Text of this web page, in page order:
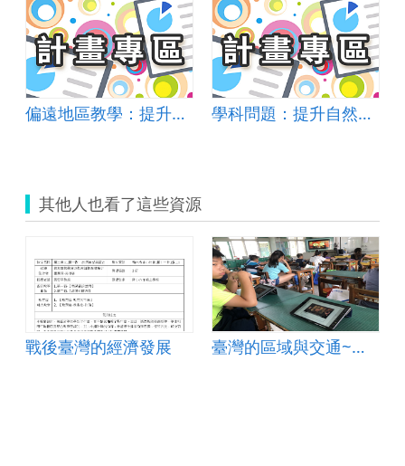
偏遠地區教學：提升孩子的自我評價 學科問題：提升自然學科學習動機
其他人也看了這些資源
戰後臺灣的經濟發展
臺灣的區域與交通~第一課 北中南東看臺灣